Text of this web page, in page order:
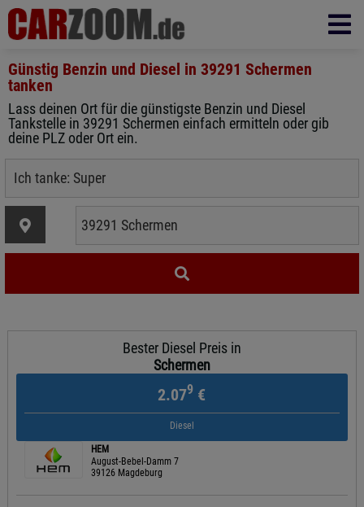
Günstig Benzin und Diesel in 39291 Schermen
tanken
Lass deinen Ort für die günstigste Benzin und Diesel
Tankstelle in 39291 Schermen einfach ermitteln oder gib
deine PLZ oder Ort ein.
Bester Diesel Preis in
Schermen
2.079 €
Diesel
HEM
August-Bebel-Damm 7
39126 Magdeburg